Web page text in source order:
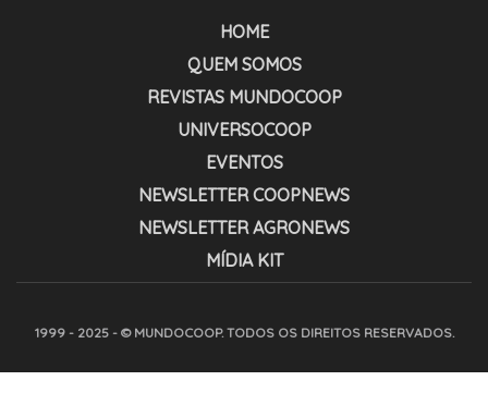
HOME
QUEM SOMOS
REVISTAS MUNDOCOOP
UNIVERSOCOOP
EVENTOS
NEWSLETTER COOPNEWS
NEWSLETTER AGRONEWS
MÍDIA KIT
1999 - 2025 - © MUNDOCOOP. TODOS OS DIREITOS RESERVADOS.